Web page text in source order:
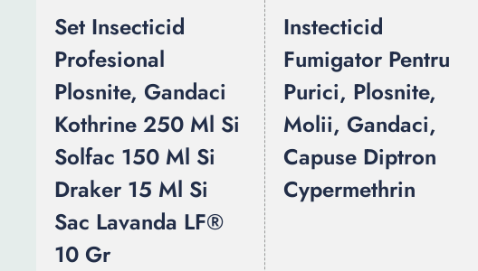
Set Insecticid
Profesional
Plosnite, Gandaci
Kothrine 250 Ml Si
Solfac 150 Ml Si
Draker 15 Ml Si
Sac Lavanda LF®
10 Gr
Instecticid
Fumigator Pentru
Purici, Plosnite,
Molii, Gandaci,
Capuse Diptron
Cypermethrin